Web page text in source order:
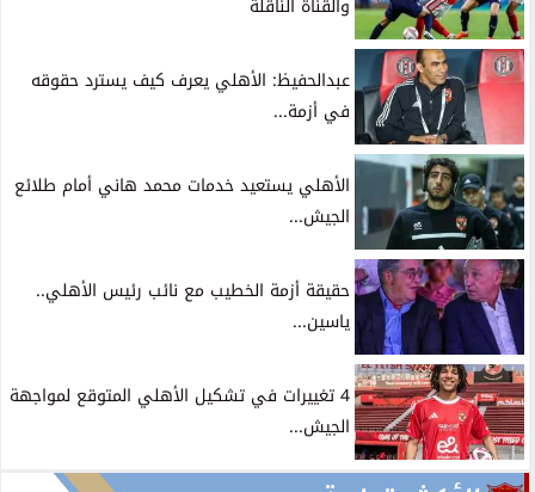
عبدالحفيظ: الأهلي يعرف كيف يسترد حقوقه
في أزمة...
الأهلي يستعيد خدمات محمد هاني أمام طلائع
الجيش...
حقيقة أزمة الخطيب مع نائب رئيس الأهلي..
ياسين...
4 تغييرات في تشكيل الأهلي المتوقع لمواجهة
الجيش...